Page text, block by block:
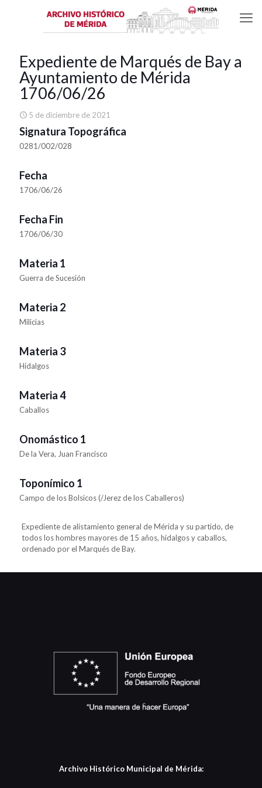
Expediente de Marqués de Bay a
Ayuntamiento de Mérida
1706/06/26
5 de diciembre de 2021
Signatura Topográfica
0281/002/028
Fecha
1706/06/26
Fecha Fin
1706/06/30
Materia 1
Guerra de Sucesión
Materia 2
Milicias
Materia 3
Hidalgos
Materia 4
Caballos
Onomástico 1
De la Vera, Juan Francisco
Toponímico 1
Campo de los Bolsicos (/Jerez de los Caballeros)
Expediente de alistamiento general de Mérida y su partido, de
todos los hombres mayores de 15 años, hidalgos y caballos,
ordenado por el Marqués de Bay.
Archivo Histórico Municipal de Mérida: